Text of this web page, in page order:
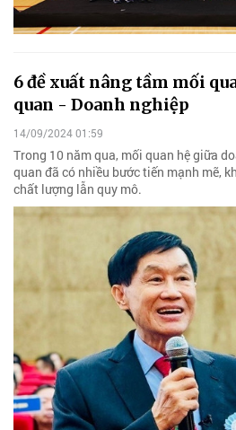
6 đề xuất nâng tầm mối
quan - Doanh nghiệp
14/09/2024 01:59
Trong 10 năm qua, mối quan hệ giữa
quan đã có nhiều bước tiến mạnh mẽ,
chất lượng lẫn quy mô.